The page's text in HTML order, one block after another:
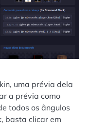
uma prévia dela
a prévia como
todos os ângulos
basta clicar em